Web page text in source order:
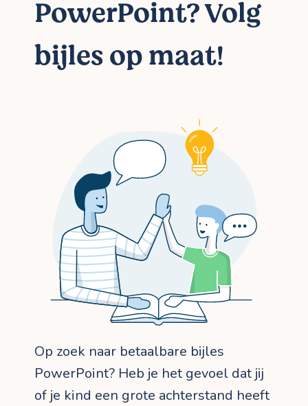
PowerPoint? Volg
bijles op maat!
Op zoek naar betaalbare bijles
PowerPoint? Heb je het gevoel dat jij
of je kind een grote achterstand heeft